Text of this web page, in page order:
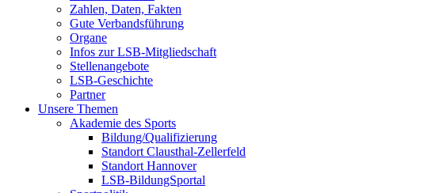
Zahlen, Daten, Fakten
Gute Verbandsführung
Organe
Infos zur LSB-Mitgliedschaft
Stellenangebote
LSB-Geschichte
Partner
Unsere Themen
Akademie des Sports
Bildung/Qualifizierung
Standort Clausthal-Zellerfeld
Standort Hannover
LSB-BildungSportal